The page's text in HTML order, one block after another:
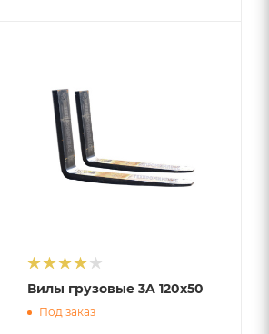
Вилы грузовые 3A 120х50
Под заказ